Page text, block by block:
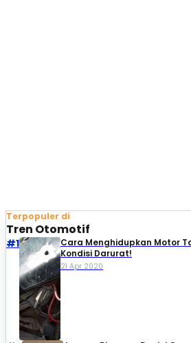
Terpopuler di
Tren Otomotif
#1
Cara Menghidupkan Motor
Kondisi Darurat!
21 Apr 2020